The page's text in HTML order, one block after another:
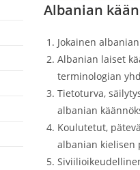
Albanian
Jokainen
Albanian laiset
terminologian
Tietoturva,
albanian
Koulutetut,
albanian kielisen